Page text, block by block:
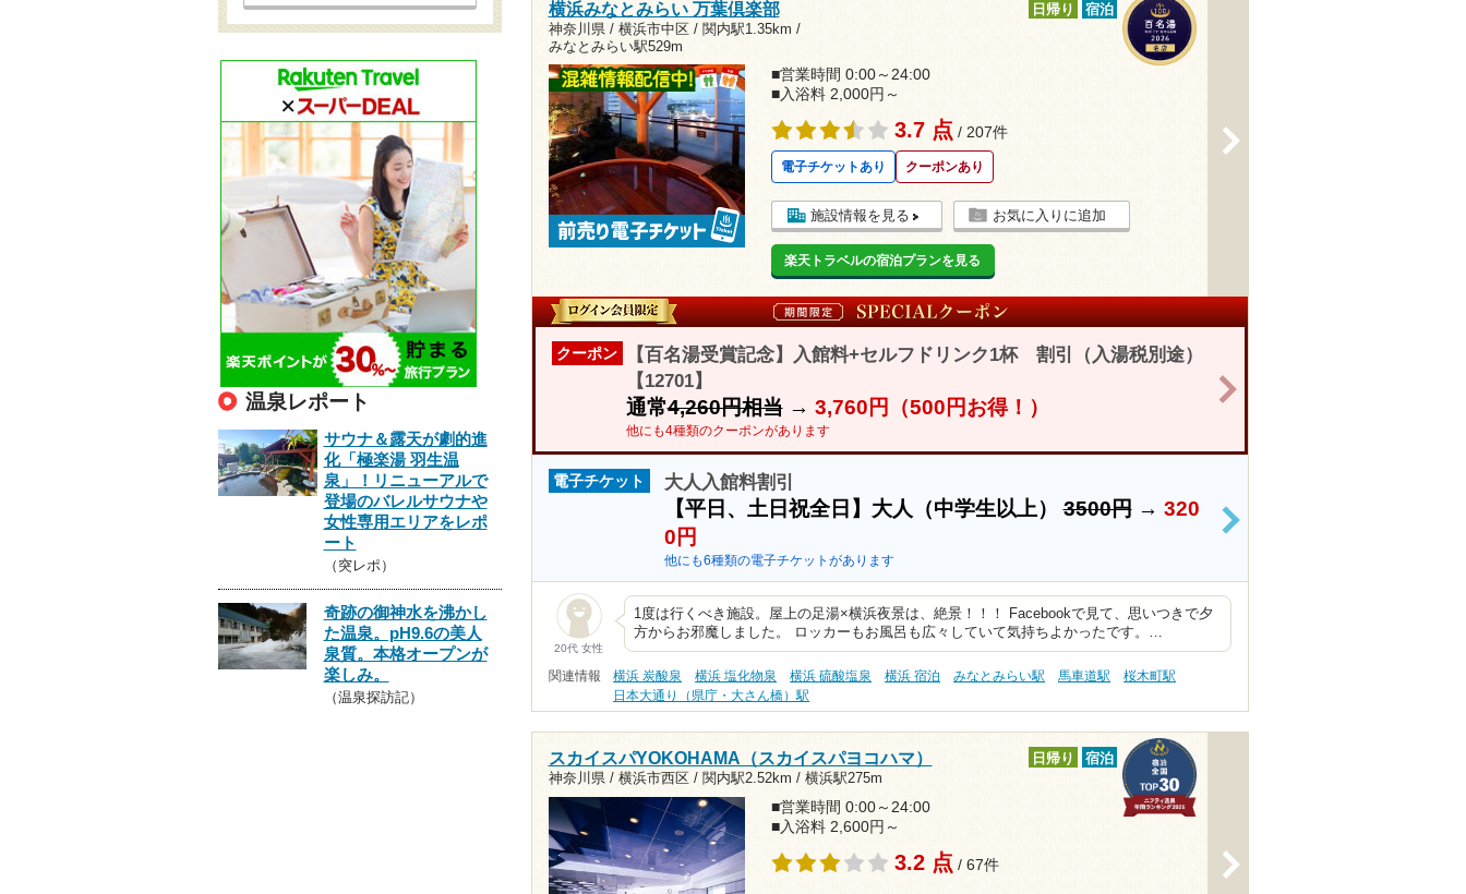
横浜みなとみらい 万葉倶楽部
神奈川県 / 横浜市中区 / 関内駅1.35km /
みなとみらい駅529m
日帰り 宿泊
■営業時間 0:00～24:00
■入浴料 2,000円～
3.7 点 / 207件
電子チケットあり クーポンあり
施設情報を見る お気に入りに追加
楽天トラベルの宿泊プランを見る
クーポン
【百名湯受賞記念】入館料+セルフドリンク1杯 割引（入湯税別途）
【12701】
通常4,260円相当→ 3,760円（500円お得！）
他にも4種類のクーポンがあります
電子チケット 大人入館料割引
【平日、土日祝全日】大人（中学生以上）3500円→ 320
0円
他にも6種類の電子チケットがあります
>
20代 女性
1度は行くべき施設。屋上の足湯×横浜夜景は、絶景！！！ Facebookで見て、思いつきで夕
方からお邪魔しました。 ロッカーもお風呂も広々していて気持ちよかったです。…
関連情報 横浜 炭酸泉 横浜 塩化物泉 横浜 硫酸塩泉 横浜 宿泊 みなとみらい駅 馬車道駅
桜木町駅
日本大通り（県庁・大さん橋）駅
スカイスパYOKOHAMA（スカイスパヨコハマ）
神奈川県 / 横浜市西区 / 関内駅2.52km / 横浜駅275m
日帰り 宿泊
■営業時間 0:00～24:00
■入浴料 2,600円～
3.2 点 / 67件
温泉レポート
サウナ＆露天が劇的進
化「極楽湯 羽生温
泉」！リニューアルで
登場のバレルサウナや
女性専用エリアをレポ
ート
（突レポ）
奇跡の御神水を沸かし
た温泉。pH9.6の美人
泉質。本格オープンが
楽しみ。
（温泉探訪記）